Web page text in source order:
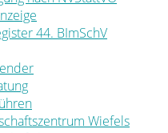
44. BImSchV
Wiefels